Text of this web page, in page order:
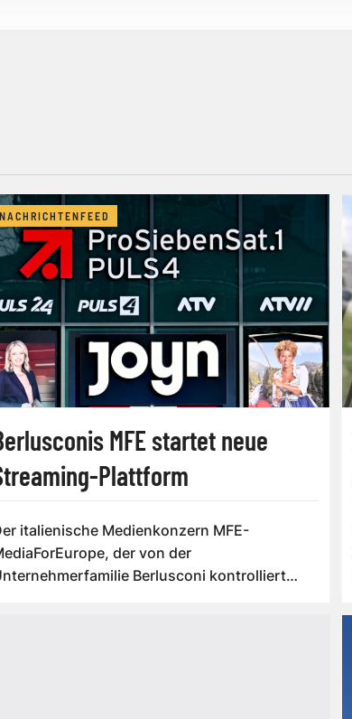
NACHRICHTENFEED
MFE startet neue
Plattform
italienische Medienkonzern MFE-
der von der
Berlusconi kontrolliert